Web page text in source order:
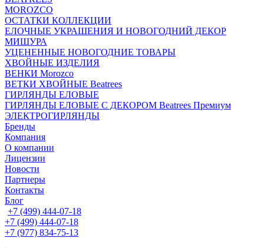
MOROZCO
ОСТАТКИ КОЛЛЕКЦИИ
ЕЛОЧНЫЕ УКРАШЕНИЯ И НОВОГОДНИЙ ДЕКОР
МИШУРА
УЦЕНЕННЫЕ НОВОГОДНИЕ ТОВАРЫ
ХВОЙНЫЕ ИЗДЕЛИЯ
ВЕНКИ Morozco
ВЕТКИ ХВОЙНЫЕ Beatrees
ГИРЛЯНДЫ ЕЛОВЫЕ
ГИРЛЯНДЫ ЕЛОВЫЕ С ДЕКОРОМ Beatrees Премиум
ЭЛЕКТРОГИРЛЯНДЫ
Бренды
Компания
О компании
Лицензии
Новости
Партнеры
Контакты
Блог
+7 (499) 444-07-18
+7 (499) 444-07-18
+7 (977) 834-75-13